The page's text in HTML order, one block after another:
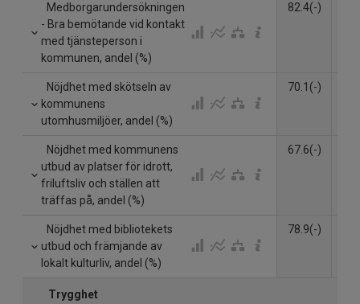
Medborgarundersökningen
- Bra bemötande vid kontakt
med tjänsteperson i
kommunen, andel (%)
82.4(-)
Nöjdhet med skötseln av
kommunens
utomhusmiljöer, andel (%)
70.1(-)
Nöjdhet med kommunens
utbud av platser för idrott,
friluftsliv och ställen att
träffas på, andel (%)
67.6(-)
Nöjdhet med bibliotekets
utbud och främjande av
lokalt kulturliv, andel (%)
78.9(-)
Trygghet